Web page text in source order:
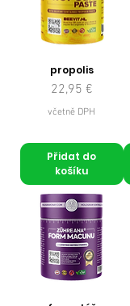
propolis
Cena
22,95 €
včetně DPH
Přidat do
košíku